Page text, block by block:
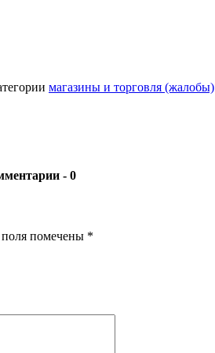
магазины и торговля (жалобы)
- 0
помечены *